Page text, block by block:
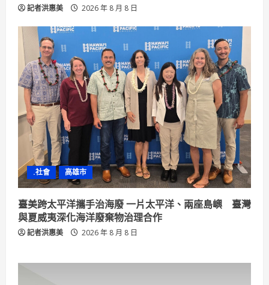
記者洪惠美 2026 年 8 月 8 日
.社會 高雄市
臺美跨太平洋攜手治海廢 一片太平洋、兩座島嶼 臺灣
與夏威夷深化海洋廢棄物治理合作
記者洪惠美 2026 年 8 月 8 日